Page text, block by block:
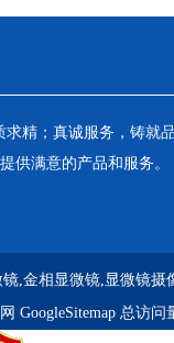
求精；真诚服务，铸就
供满意的产品和服务。
,金相显微镜,显微镜
GoogleSitemap总访问